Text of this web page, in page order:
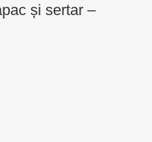
și sertar –